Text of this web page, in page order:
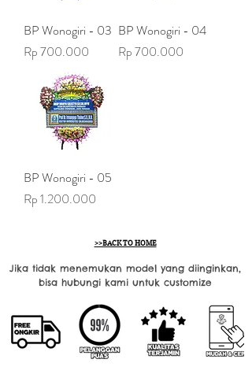
BP Wonogiri - 03
Harga
Rp 700.000
BP Wonogiri - 04
Harga
Rp 700.000
BP Wonogiri - 05
Harga
Rp 1.200.000
>>BACK TO HOME
Jika tidak menemukan model yang diinginkan,
bisa hubungi kami untuk customize